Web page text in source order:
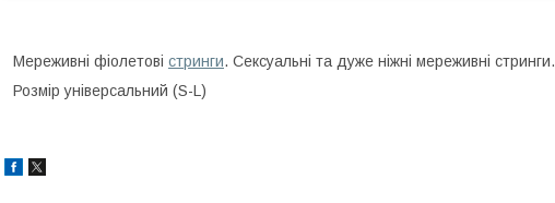
Мереживні фіолетові стринги. Сексуальні та дуже ніжні мереживні стринги.
Розмір універсальний (S-L)